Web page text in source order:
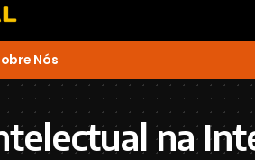
Nós
na